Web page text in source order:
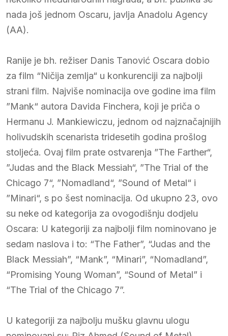
nada još jednom Oscaru, javlja Anadolu Agency
(AA).
Ranije je bh. režiser Danis Tanović Oscara dobio
za film “Ničija zemlja“ u konkurenciji za najbolji
strani film. Najviše nominacija ove godine ima film
”Mank“ autora Davida Finchera, koji je priča o
Hermanu J. Mankiewiczu, jednom od najznačajnijih
holivudskih scenarista tridesetih godina prošlog
stoljeća. Ovaj film prate ostvarenja ”The Farther“,
”Judas and the Black Messiah“, ”The Trial of the
Chicago 7“, ”Nomadland“, ”Sound of Metal“ i
”Minari“, s po šest nominacija. Od ukupno 23, ovo
su neke od kategorija za ovogodišnju dodjelu
Oscara: U kategoriji za najbolji film nominovano je
sedam naslova i to: “The Father”, “Judas and the
Black Messiah”, “Mank”, “Minari”, “Nomadland”,
“Promising Young Woman”, “Sound of Metal” i
“The Trial of the Chicago 7”.
U kategoriji za najbolju mušku glavnu ulogu